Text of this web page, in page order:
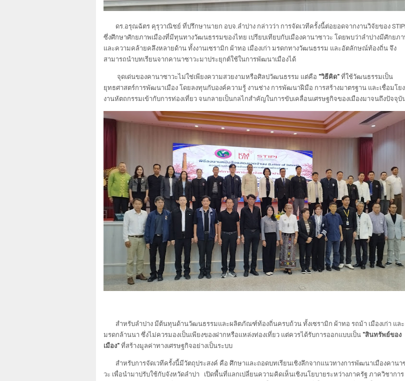
ดร.อรุณฉัตร คุรุวาณิชย์ ที่ปรึกษานายก อบจ.ลำปาง กล่าวว่า การจัดเวทีครั้งนี้ต่อยอดจากงานวิจัยของ STIPI
ซึ่งศึกษาศักยภาพเมืองที่มีทุนทางวัฒนธรรมของไทย เปรียบเทียบกับเมืองคานาซาวะ โดยพบว่าลำปางมีศักยภ
และความคล้ายคลึงหลายด้าน ทั้งงานเซรามิก ผ้าทอ เมืองเก่า มรดกทางวัฒนธรรม และอัตลักษณ์ท้องถิ่น จึง
สามารถนำบทเรียนจากคานาซาวะมาประยุกต์ใช้ในการพัฒนาเมืองได้
จุดเด่นของคานาซาวะไม่ใช่เพียงความสวยงามหรือศิลปวัฒนธรรม แต่คือ "วิธีคิด" ที่ใช้วัฒนธรรมเป็น
ยุทธศาสตร์การพัฒนาเมือง โดยลงทุนกับองค์ความรู้ งานช่าง การพัฒนาฝีมือ การสร้างมาตรฐาน และเชื่อมโยง
งานหัตถกรรมเข้ากับการท่องเที่ยว จนกลายเป็นกลไกสำคัญในการขับเคลื่อนเศรษฐกิจของเมืองมาจนถึงปัจจุบั
สำหรับลำปาง มีต้นทุนด้านวัฒนธรรมและผลิตภัณฑ์ท้องถิ่นครบถ้วน ทั้งเซรามิก ผ้าทอ รถม้า เมืองเก่า และ
มรดกล้านนา ซึ่งไม่ควรมองเป็นเพียงของฝากหรือแหล่งท่องเที่ยว แต่ควรได้รับการออกแบบเป็น "สินทรัพย์ของ
เมือง" ที่สร้างมูลค่าทางเศรษฐกิจอย่างเป็นระบบ
สำหรับการจัดเวทีครั้งนี้มีวัตถุประสงค์ คือ ศึกษาและถอดบทเรียนเชิงลึกจากแนวทางการพัฒนาเมืองคานา
วะ เพื่อนำมาปรับใช้กับจังหวัดลำปา เปิดพื้นที่แลกเปลี่ยนความคิดเห็นเชิงนโยบายระหว่างภาครัฐ ภาควิชาการ